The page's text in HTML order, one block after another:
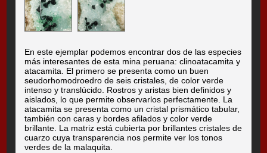
En este ejemplar podemos encontrar dos de las especies
más interesantes de esta mina peruana: clinoatacamita y
atacamita. El primero se presenta como un buen
seudorhomodroedro de seis cristales, de color verde
intenso y translúcido. Rostros y aristas bien definidos y
aislados, lo que permite observarlos perfectamente. La
atacamita se presenta como un cristal prismático tabular,
también con caras y bordes afilados y color verde
brillante. La matriz está cubierta por brillantes cristales de
cuarzo cuya transparencia nos permite ver los tonos
verdes de la malaquita.